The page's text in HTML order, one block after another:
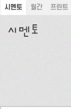
시멘토 월간 프린트